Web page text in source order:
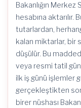
Bakanlığın Merkez
hesabına aktarılır.
tutarlardan,
kalan miktarlar, bir
düşülür. Bu
veya resmi tatil
ilk iş günü işlemler
gerçekleştikten
birer nüshası